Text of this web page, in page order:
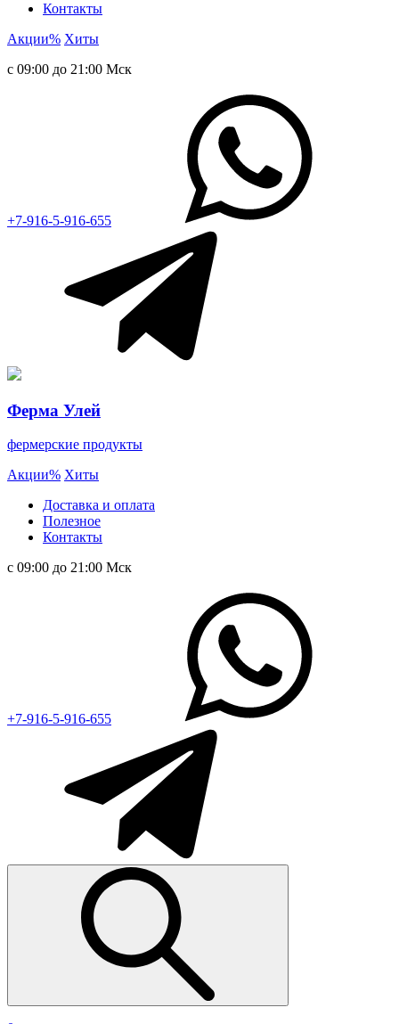
Контакты
Акции% Хиты
с 09:00 до 21:00 Мск
+7-916-5-916-655
Ферма Улей
фермерские продукты
Акции% Хиты
Доставка и оплата
Полезное
Контакты
с 09:00 до 21:00 Мск
+7-916-5-916-655